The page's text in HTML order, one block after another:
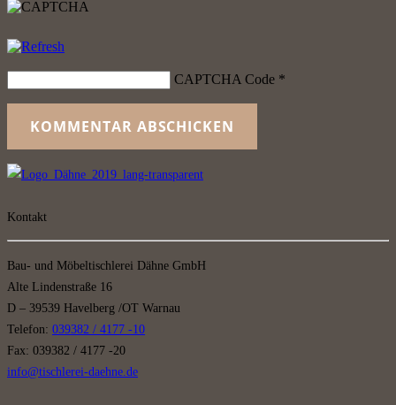
CAPTCHA Code *
KOMMENTAR ABSCHICKEN
Kontakt
Bau- und Möbeltischlerei Dähne GmbH
Alte Lindenstraße 16
D – 39539 Havelberg /OT Warnau
Telefon: 039382 / 4177 -10
Fax: 039382 / 4177 -20
info@tischlerei-daehne.de